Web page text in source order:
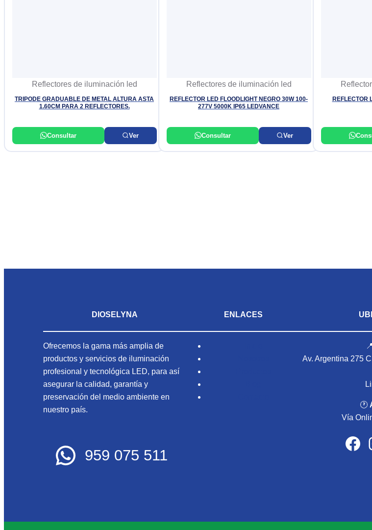
Reflectores de iluminación led
TRIPODE GRADUABLE DE METAL ALTURA ASTA
1.60CM PARA 2 REFLECTORES.
Consultar Ver
Reflectores de iluminación led
REFLECTOR LED FLOODLIGHT NEGRO 30W 100-
277V 5000K IP65 LEDVANCE
Consultar Ver
REFLECTOR
DIOSELYNA
Ofrecemos la gama más amplia de
productos y servicios de iluminación
profesional y tecnológica LED, para así
asegurar la calidad, garantía y
preservación del medio ambiente en
nuestro país.
959 075 511
ENLACES
📍
Av. Argentina 275
🕐
Vía
Facebook